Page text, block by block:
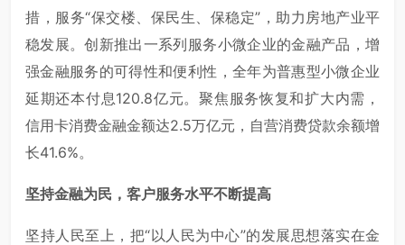
措，服务“保交楼、保民生、保稳定”，助力房地产业平
稳发展。创新推出一系列服务小微企业的金融产品，增
强金融服务的可得性和便利性，全年为普惠型小微企业
延期还本付息120.8亿元。聚焦服务恢复和扩大内需，
信用卡消费金融金额达2.5万亿元，自营消费贷款余额增
长41.6%。
坚持金融为民，客户服务水平不断提高
坚持人民至上，把“以人民为中心”的发展思想落实在金